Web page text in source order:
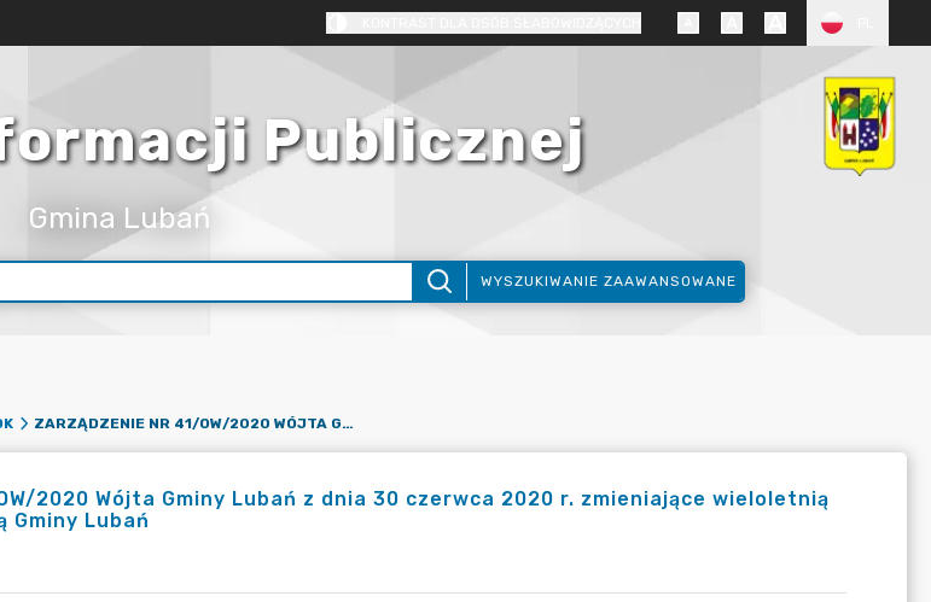
Publicznej
Gmina Lubań
WYSZUKIWANIE ZAAWANSOWANE
ZARZĄDZENIE NR 41/OW/2020 WÓJTA GMINY LUBAŃ Z DNIA 30 CZERWCA 2020 R. ZMIENIAJĄCE WIELOLETNIĄ PROGNOZĘ FINANSOWĄ GMINY LUBAŃ
2020 Wójta Gminy Lubań z dnia 30 czerwca 2020 r. zmieniające wieloletnią
Gminy Lubań